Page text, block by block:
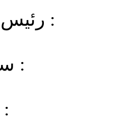
رئیس فدراسیو ن :
سایت رسمی :
مربی فعلی :